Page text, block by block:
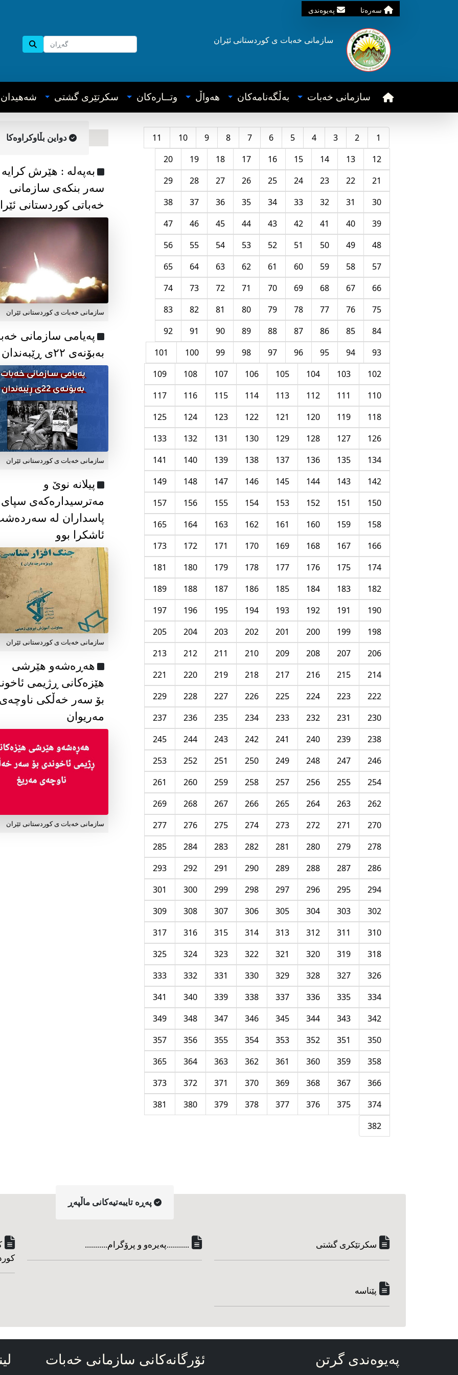
سه‌ره‌تا په‌یوه‌ندی
سازمانی خه‌بات ی کوردستانی ئێران
سازمانی خه‌بات به‌ڵگه‌نامه‌کان هه‌واڵ وتــاره‌کان سکرتێری گشتی شه‌هیدان
1
2
3
4
5
6
7
8
9
10
11
12
13
14
15
16
17
18
19
20
21
22
23
24
25
26
27
28
29
30
31
32
33
34
35
36
37
38
39
40
41
42
43
44
45
46
47
48
49
50
51
52
53
54
55
56
57
58
59
60
61
62
63
64
65
66
67
68
69
70
71
72
73
74
75
76
77
78
79
80
81
82
83
84
85
86
87
88
89
90
91
92
93
94
95
96
97
98
99
100
101
102
103
104
105
106
107
108
109
110
111
112
113
114
115
116
117
118
119
120
121
122
123
124
125
126
127
128
129
130
131
132
133
134
135
136
137
138
139
140
141
142
143
144
145
146
147
148
149
150
151
152
153
154
155
156
157
158
159
160
161
162
163
164
165
166
167
168
169
170
171
172
173
174
175
176
177
178
179
180
181
182
183
184
185
186
187
188
189
190
191
192
193
194
195
196
197
198
199
200
201
202
203
204
205
206
207
208
209
210
211
212
213
214
215
216
217
218
219
220
221
222
223
224
225
226
227
228
229
230
231
232
233
234
235
236
237
238
239
240
241
242
243
244
245
246
247
248
249
250
251
252
253
254
255
256
257
258
259
260
261
262
263
264
265
266
267
268
269
270
271
272
273
274
275
276
277
278
279
280
281
282
283
284
285
286
287
288
289
290
291
292
293
294
295
296
297
298
299
300
301
302
303
304
305
306
307
308
309
310
311
312
313
314
315
316
317
318
319
320
321
322
323
324
325
326
327
328
329
330
331
332
333
334
335
336
337
338
339
340
341
342
343
344
345
346
347
348
349
350
351
352
353
354
355
356
357
358
359
360
361
362
363
364
365
366
367
368
369
370
371
372
373
374
375
376
377
378
379
380
381
382
دواین بڵاوکراوه‌کا
به‌په‌له‌ : هێرش کرایە
سەر بنکەی سازمانی
خەباتی کوردستانی
سازمانی خەبات ی کوردستانی ئێران
پەیامی سازمانی
بەبۆنەی ۲۲ی ڕێبەندان
سازمانی خەبات ی كوردستانی ئێران
پیلانە نوێ و
مەترسیدارەکەی سپای
پاسداران لە
ئاشکرا بوو
سازمانی خەبات ی كوردستانی ئێران
هەڕەشەو هێرشی
هێزەکانی ڕژیمی
بۆ سەر خەڵکی
مەریوان
سازمانی خەبات ی کوردستانی ئێران
په‌ڕه‌ تایبه‌تیه‌کانی ماڵپه‌ڕ
سکرتێکری گشتی ...........په‌یره‌و و پرۆگرام...........
پێناسه‌
په‌یوه‌ندی گرتن ئۆرگانه‌کانی سازمانی خه‌بات